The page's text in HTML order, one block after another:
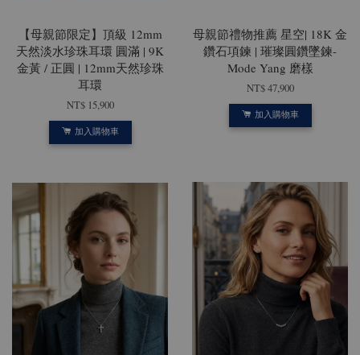
【母親節限定】頂級 12mm
天然淡水珍珠耳環 圓滿 | 9K
金黃 / 正圓 | 12mm天然珍珠
耳環
NT$ 15,900
加入購物車
母親節禮物推薦 星空| 18K 金
鑽石項鍊 | 璀璨圓鑽墜鍊-
Mode Yang 磨樣
NT$ 47,900
加入購物車